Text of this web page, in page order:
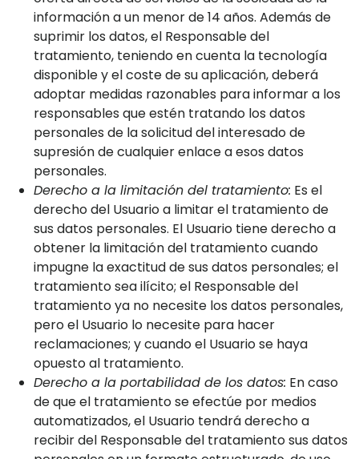
información a un menor de 14 años. Además de
suprimir los datos, el Responsable del
tratamiento, teniendo en cuenta la tecnología
disponible y el coste de su aplicación, deberá
adoptar medidas razonables para informar a los
responsables que estén tratando los datos
personales de la solicitud del interesado de
supresión de cualquier enlace a esos datos
personales.
Derecho a la limitación del tratamiento: Es el
derecho del Usuario a limitar el tratamiento de
sus datos personales. El Usuario tiene derecho a
obtener la limitación del tratamiento cuando
impugne la exactitud de sus datos personales; el
tratamiento sea ilícito; el Responsable del
tratamiento ya no necesite los datos personales,
pero el Usuario lo necesite para hacer
reclamaciones; y cuando el Usuario se haya
opuesto al tratamiento.
Derecho a la portabilidad de los datos: En caso
de que el tratamiento se efectúe por medios
automatizados, el Usuario tendrá derecho a
recibir del Responsable del tratamiento sus datos